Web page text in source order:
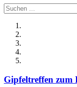
Suchen
nach:
Gipfeltreffen zum